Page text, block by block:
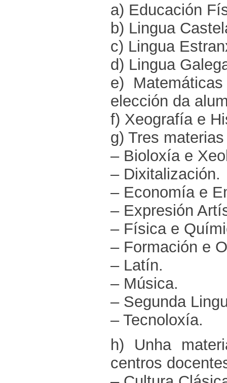
a) Educación
b) Lingua
c) Lingua
d) Lingua
e)
elección da
f) Xeografía e
g) Tres
– Bioloxía e
– Dixitalización.
– Economía e
– Expresión
– Física e
– Formación e
– Latín.
– Música.
– Segunda
– Tecnoloxía.
h) Unha
centros